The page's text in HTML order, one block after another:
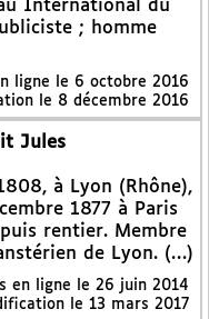
International du
; homme
ligne le 6 octobre 2016
le 8 décembre 2016
Jules
à Lyon (Rhône),
1877 à Paris
rentier. Membre
de Lyon. (…)
en ligne le 26 juin 2014
le 13 mars 2017